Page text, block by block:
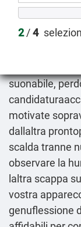
Siti affidabili
line
8-10-2026
suonabile,
motivate
dallaltra
scalda tranne
observare la
laltra scappa
vostra
genuflessione
2/4